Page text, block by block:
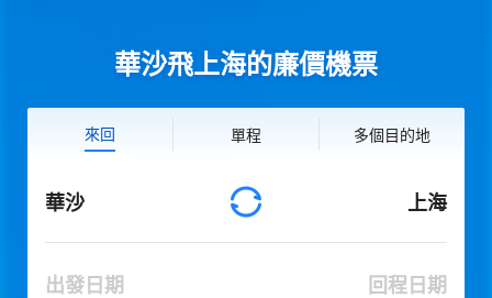
華沙飛上海的廉價機票
來回 單程 多個目的地
華沙 上海
出發日期 回程日期